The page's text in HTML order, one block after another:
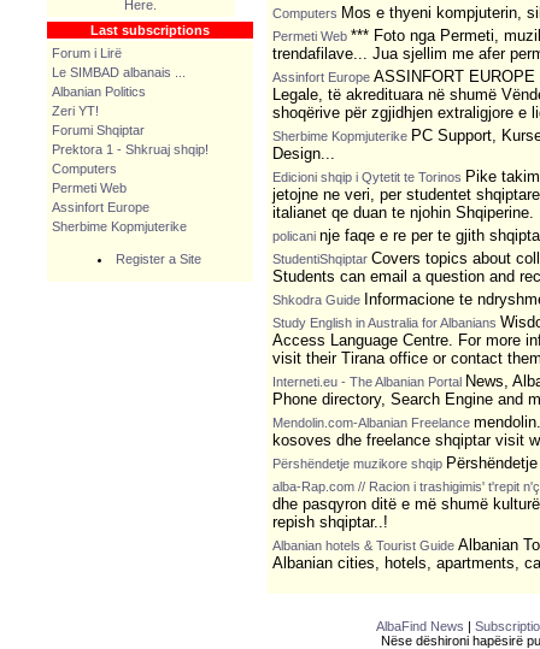
Here.
Last subscriptions
Forum i Lirë
Le SIMBAD albanais ...
Albanian Politics
Zeri YT!
Forumi Shqiptar
Prektora 1 - Shkruaj shqip!
Computers
Permeti Web
Assinfort Europe
Sherbime Kopmjuterike
Register a Site
Computers Mos e thyeni kompjuterin,
Permeti Web *** Foto nga Permeti,
trendafilave... Jua sjellim me afer
Assinfort Europe ASSINFORT
Legale, të akredituara në shumë
shoqërive për zgjidhjen extraligjore e
Sherbime Kopmjuterike PC Support,
Design...
Edicioni shqip i Qytetit te Torinos Pike
jetojne ne veri, per studentet
italianet qe duan te njohin Shqiperine.
policani nje faqe e re per te gjith
StudentiShqiptar Covers topics about
Students can email a question and
Shkodra Guide Informacione te
Study English in Australia for Albanians
Access Language Centre. For more
visit their Tirana office or contact
Interneti.eu - The Albanian Portal News,
Phone directory, Search Engine and
Mendolin.com-Albanian Freelance
kosoves dhe freelance shqiptar visit
Përshëndetje muzikore shqip
alba-Rap.com // Racion i trashigimis' t'repit
dhe pasqyron ditë e më shumë
repish shqiptar..!
Albanian hotels & Tourist Guide Albanian
Albanian cities, hotels, apartments,
AlbaFind News |
Nëse dëshironi hapësirë